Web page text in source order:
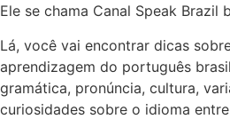
Ele se chama Canal Speak Brazil
Lá, você vai encontrar dicas
aprendizagem do português
gramática, pronúncia, cultura,
curiosidades sobre o idioma